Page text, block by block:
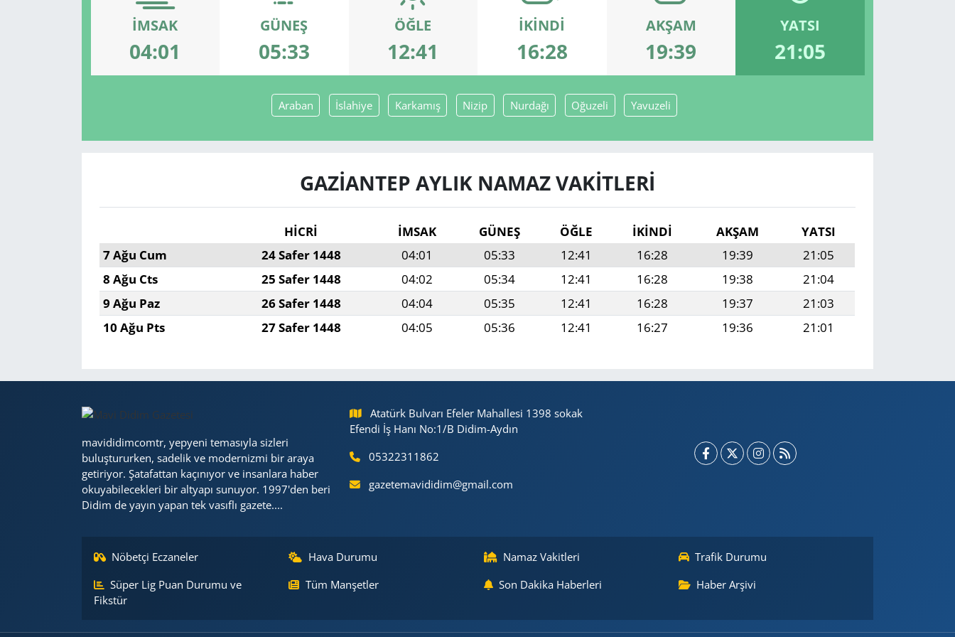
İMSAK
04:01
GÜNEŞ
05:33
ÖĞLE
12:41
İKINDI
16:28
AKŞAM
19:39
YATSI
21:05
Araban İslahiye Karkamış Nizip Nurdağı Oğuzeli Yavuzeli
GAZIANTEP AYLIK NAMAZ VAKITLERI
HİCRİ İMSAK GÜNEŞ ÖĞLE İKINDI AKŞAM
YATSI
7 Ağu Cum
24 Safer 1448 04:01 05:33 12:41 16:28 19:39
21:05
8 Ağu Cts
25 Safer 1448 04:02 05:34 12:41 16:28 19:38
21:04
9 Ağu Paz
26 Safer 1448 04:04 05:35 12:41 16:28 19:37
21:03
10 Ağu Pts
27 Safer 1448 04:05 05:36 12:41 16:27 19:36 21:01
mavididimcomtr, yepyeni temasıyla sizleri
buluştururken, sadelik ve modernizmi bir araya
getiriyor. Şatafattan kaçınıyor ve insanlara haber
okuyabilecekleri bir altyapı sunuyor. 1997'den beri
Didim de yayın yapan tek vasıflı gazete....
Atatürk Bulvarı Efeler Mahallesi 1398 sokak
Efendi İş Hanı No:1/B Didim-Aydın
05322311862
gazetemavididim@gmail.com
Nöbetçi Eczaneler Hava Durumu Namaz Vakitleri
Trafik Durumu
Süper Lig Puan Durumu ve
Fikstür
Tüm Manşetler Son Dakika Haberleri Haber Arşivi
HABERDE İNSAN
RESMİ İLANLAR